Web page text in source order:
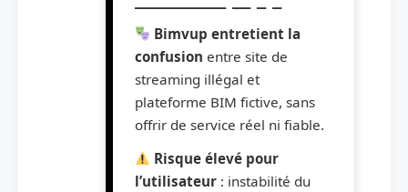
Bimvup entretient la
confusion entre site de
streaming illégal et
plateforme BIM fictive, sans
offrir de service réel ni fiable.
Risque élevé pour
l’utilisateur : instabilité du